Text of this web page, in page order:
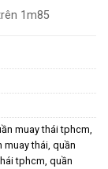
1m85
muay thái tphcm
muay thái quần
tphcm quần